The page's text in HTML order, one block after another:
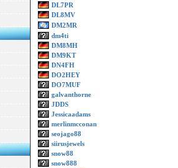
DL7PR
DL8MV
DM2MR
dm4ti
DM8MH
DM9KT
DN4FH
DO2HEY
DO7MUF
galvanthorne
JDDS
Jessicaadams
merlinmcconan
seojago88
siirusjewels
snow88
snow888